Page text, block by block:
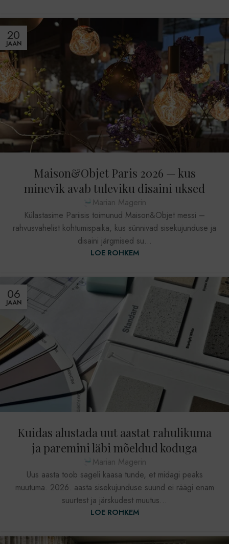
20
JAAN
Maison&Objet Paris 2026 — kus
minevik avab tuleviku disaini uksed
Marian Magerin
Külastasime Pariisis toimunud Maison&Objet messi –
rahvusvahelist kohtumispaika, kus sünnivad sisekujunduse ja
disaini järgmised su...
LOE ROHKEM
06
JAAN
Kuidas alustada uut aastat rahulikuma
ja paremini läbi mõeldud koduga
Marian Magerin
Uus aasta toob sageli kaasa tunde, et midagi peaks
muutuma. 2026. aasta sisekujunduse suund ei räägi enam
suurtest ja järskudest muutus...
LOE ROHKEM